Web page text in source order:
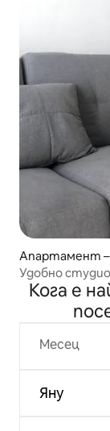
Апартамент –
Удобно
Кога е
Месец
Яну